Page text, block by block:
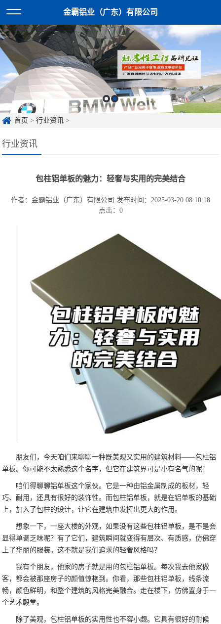
金霸铝业（广东）有限公司
首页 >行业资讯 >
行业资讯
包柱铝单板的魅力：轻奢与实用的完美结合
作者：金霸铝业（广东）有限公司 发布时间：2025-03-20 08:10:18
点击： 0
朋友们，今天咱们来聊聊一种既美观又实用的建筑材料——包柱铝
单板。你可能不太熟悉这个名字，但它在建筑界可是小有名气的呢！
咱们得聊聊铝单板这个家伙。它是一种由铝金属制成的板材，轻
巧、耐用，还具有很好的装饰性。而包柱铝单板，就是在铝单板的基础
上，加入了包柱的设计，让它在建筑中发挥出更大的作用。
想象一下，一座大楼的外观，如果没有这些包柱铝单板，是不是会
显得单调乏味呢？有了它们，建筑瞬间就变得有层次、有质感，仿佛穿
上了华丽的服装。这不就是我们追求的轻奢风格吗？
我有个朋友，他家的房子就是用的包柱铝单板。每次我去他家做
客，都会被那座房子的颜值惊艳到。你看，那些包柱铝单板，线条流
畅，颜色鲜明，和整个建筑的风格完美融合。走在楼下，仿佛置身于一
个艺术殿堂。
除了美观，包柱铝单板的实用性也不容小觑。它具有很好的耐候